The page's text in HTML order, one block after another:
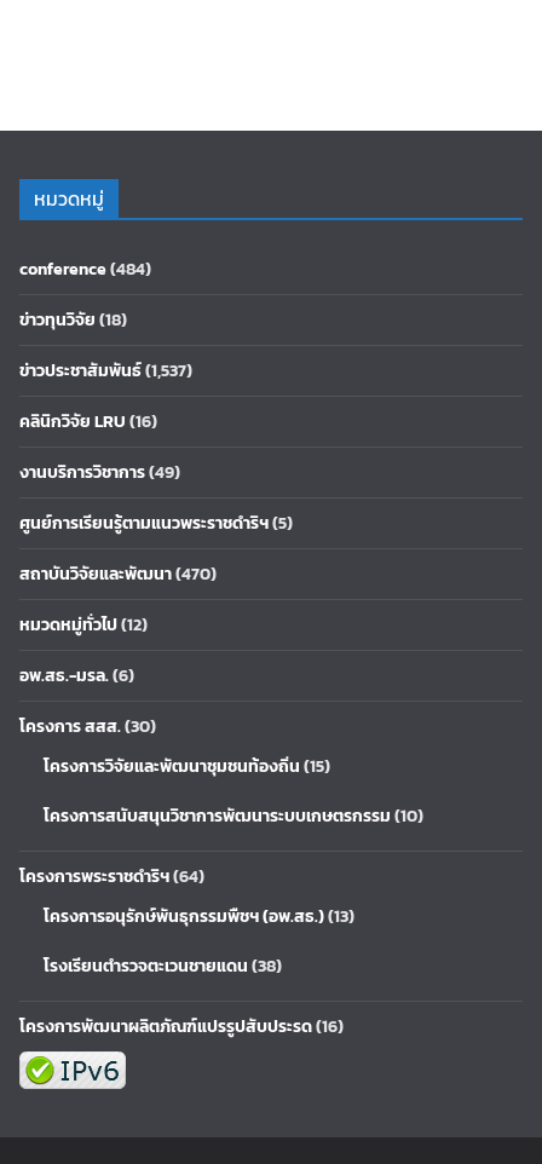
หมวดหมู่
conference(484)
ข่าวทุนวิจัย(18)
ข่าวประชาสัมพันธ์(1,537)
คลินิกวิจัย LRU(16)
งานบริการวิชาการ(49)
ศูนย์การเรียนรู้ตามแนวพระราชดำริฯ(5)
สถาบันวิจัยและพัฒนา(470)
หมวดหมู่ทั่วไป(12)
อพ.สธ.-มรล.(6)
โครงการ สสส.(30)
โครงการวิจัยและพัฒนาชุมชนท้องถิ่น(15)
โครงการสนับสนุนวิชาการพัฒนาระบบเกษตรกรรม(10)
โครงการพระราชดำริฯ(64)
โครงการอนุรักษ์พันธุกรรมพืชฯ (อพ.สธ.)(13)
โรงเรียนตำรวจตะเวนชายแดน(38)
โครงการพัฒนาผลิตภัณฑ์แปรรูปสับประรด(16)